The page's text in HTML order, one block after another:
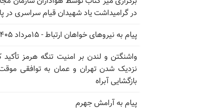
در گرامیداشت یاد شهیدان قیام سراسری در
پیام به نیروهای خواهان ارتباط - ۱۵مرداد ۱۴۰۵
واشنگتن و لندن بر امنیت تنگه هرمز تأکید
نزدیک شدن تهران و عمان به توافقی
بازگشایی آبراه
پیام به آرامش جهرم